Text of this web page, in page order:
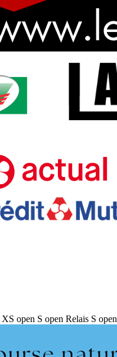
XS open S open Relais S open